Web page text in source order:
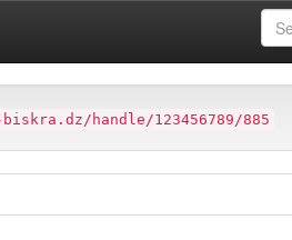
handle/123456789/885